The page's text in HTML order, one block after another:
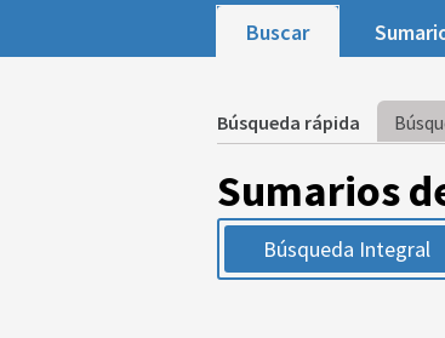
Buscar
Búsqueda rápida
Sumarios
Búsqueda Integral